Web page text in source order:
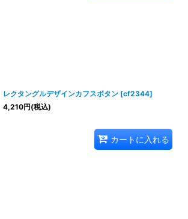
レクタングルデザインカフスボタン [cf2344]
4,210円(税込)
カートに入れる